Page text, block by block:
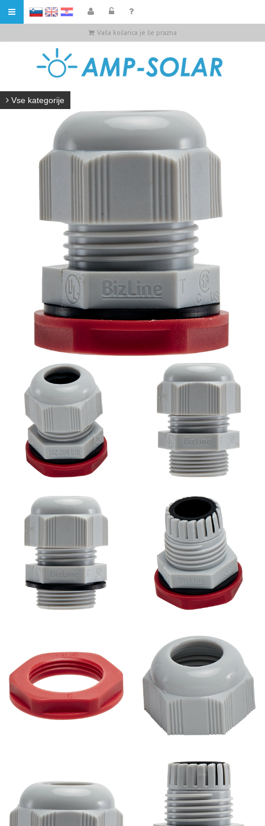
HR
Vaša košarica je še prazna
Vse kategorije